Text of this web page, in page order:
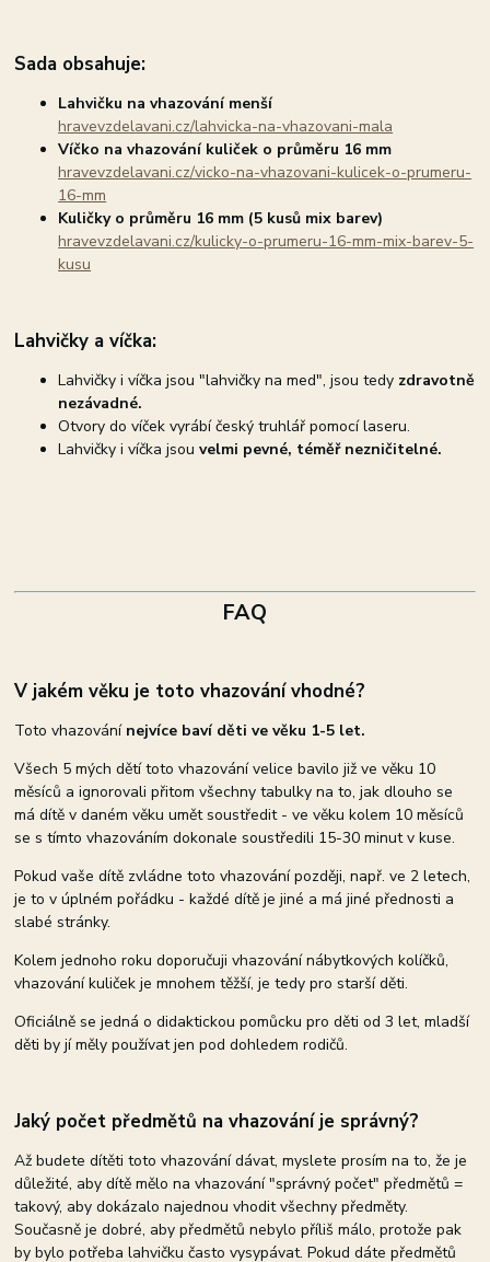
Sada obsahuje:
Lahvičku na vhazování menší
hravevzdelavani.cz/lahvicka-na-vhazovani-mala
Víčko na vhazování kuliček o průměru 16 mm
hravevzdelavani.cz/vicko-na-vhazovani-kulicek-o-prumeru-
16-mm
Kuličky o průměru 16 mm (5 kusů mix barev)
hravevzdelavani.cz/kulicky-o-prumeru-16-mm-mix-barev-5-
kusu
Lahvičky a víčka:
Lahvičky i víčka jsou "lahvičky na med", jsou tedy zdravotně
nezávadné.
Otvory do víček vyrábí český truhlář pomocí laseru.
Lahvičky i víčka jsou velmi pevné, téměř nezničitelné.
FAQ
V jakém věku je toto vhazování vhodné?
Toto vhazování nejvíce baví děti ve věku 1-5 let.
Všech 5 mých dětí toto vhazování velice bavilo již ve věku 10
měsíců a ignorovali přitom všechny tabulky na to, jak dlouho se
má dítě v daném věku umět soustředit - ve věku kolem 10 měsíců
se s tímto vhazováním dokonale soustředili 15-30 minut v kuse.
Pokud vaše dítě zvládne toto vhazování později, např. ve 2 letech,
je to v úplném pořádku - každé dítě je jiné a má jiné přednosti a
slabé stránky.
Kolem jednoho roku doporučuji vhazování nábytkových kolíčků,
vhazování kuliček je mnohem těžší, je tedy pro starší děti.
Oficiálně se jedná o didaktickou pomůcku pro děti od 3 let, mladší
děti by jí měly používat jen pod dohledem rodičů.
Jaký počet předmětů na vhazování je správný?
Až budete dítěti toto vhazování dávat, myslete prosím na to, že je
důležité, aby dítě mělo na vhazování "správný počet" předmětů =
takový, aby dokázalo najednou vhodit všechny předměty.
Současně je dobré, aby předmětů nebylo příliš málo, protože pak
by bylo potřeba lahvičku často vysypávat. Pokud dáte předmětů